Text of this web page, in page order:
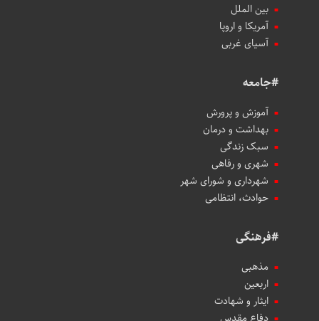
بین الملل
آمریکا و اروپا
آسیای غربی
#جامعه
آموزش و پرورش
بهداشت و درمان
سبک زندگی
شهری و رفاهی
شهرداری و شورای شهر
حوادث، انتظامی
#فرهنگی
مذهبی
اربعین
ایثار و شهادت